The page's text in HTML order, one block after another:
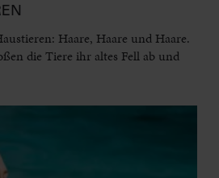
Haare, Haare und Haare.
die Tiere ihr altes Fell ab und